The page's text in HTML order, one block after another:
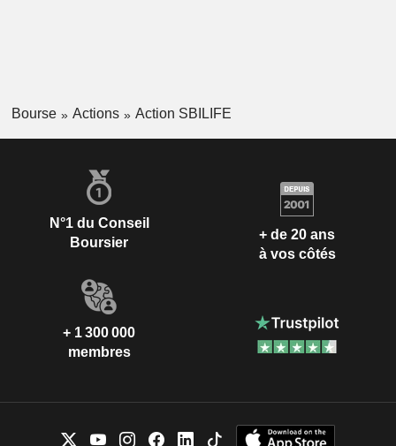
Bourse Actions Action SBILIFE
N°1 du Conseil
Boursier
+ de 20 ans
à vos côtés
+ 1 300 000
membres